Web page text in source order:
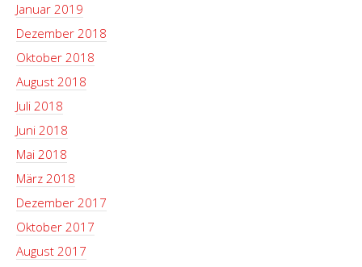
Januar 2019
Dezember 2018
Oktober 2018
August 2018
Juli 2018
Juni 2018
Mai 2018
März 2018
Dezember 2017
Oktober 2017
August 2017